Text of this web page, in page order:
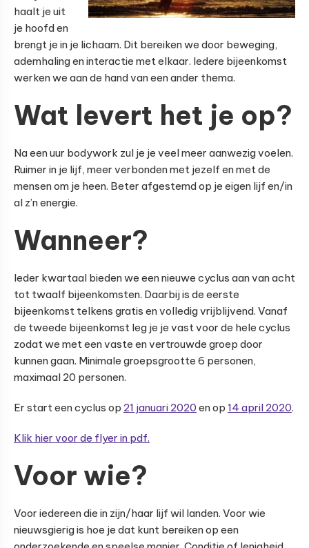
haalt je uit
je hoofd en
brengt je in je lichaam. Dit bereiken we door beweging,
ademhaling en interactie met elkaar. Iedere bijeenkomst
werken we aan de hand van een ander thema.
Wat levert het je op?
Na een uur bodywork zul je je veel meer aanwezig voelen.
Ruimer in je lijf, meer verbonden met jezelf en met de
mensen om je heen. Beter afgestemd op je eigen lijf en/in
al z’n energie.
Wanneer?
Ieder kwartaal bieden we een nieuwe cyclus aan van acht
tot twaalf bijeenkomsten. Daarbij is de eerste
bijeenkomst telkens gratis en volledig vrijblijvend. Vanaf
de tweede bijeenkomst leg je je vast voor de hele cyclus
zodat we met een vaste en vertrouwde groep door
kunnen gaan. Minimale groepsgrootte 6 personen,
maximaal 20 personen.
Er start een cyclus op 21 januari 2020 en op 14 april 2020.
Klik hier voor de flyer in pdf.
Voor wie?
Voor iedereen die in zijn/haar lijf wil landen. Voor wie
nieuwsgierig is hoe je dat kunt bereiken op een